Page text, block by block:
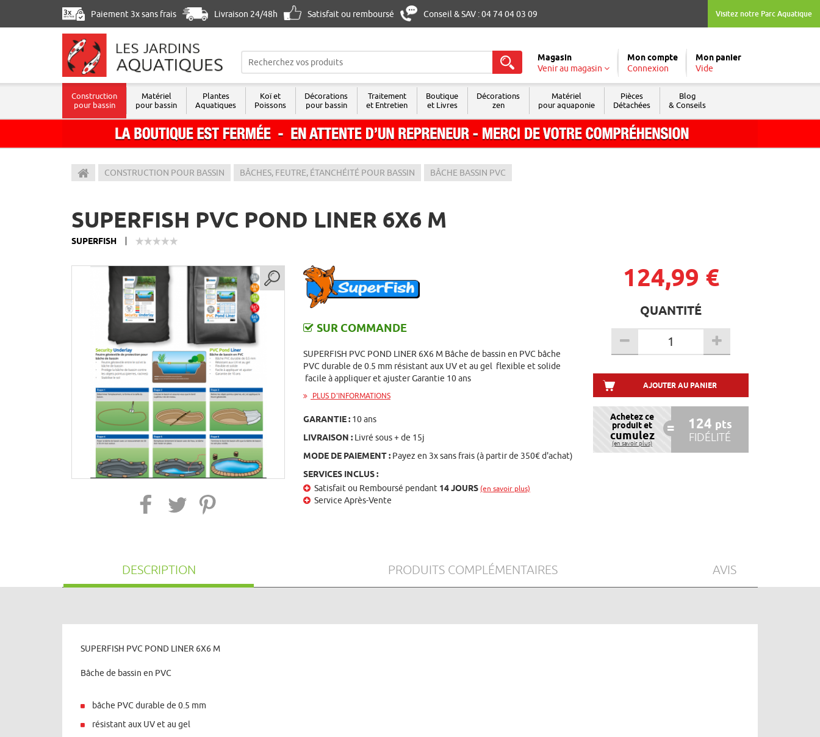
Visitez notre Parc Aquatique
Paiement 3x sans frais Livraison 24/48h Satisfait ou remboursé Conseil & SAV : 04 74 04 03 09
Les Jardins Aquatiques
Magasin
Venir au magasin
Mon compte
Connexion
Mon panier
Vide
Construction
pour bassin
Matériel
pour bassin
Plantes
Aquatiques
Koï et
Poissons
Décorations
pour bassin
Traitement
et Entretien
Boutique
et Livres
Décorations
zen
Matériel
pour aquaponie
Pièces
Détachées
Blog
& Conseils
CONSTRUCTION POUR BASSIN BÂCHES, FEUTRE, ÉTANCHÉITÉ POUR BASSIN BÂCHE BASSIN PVC
SUPERFISH PVC POND LINER 6X6 M
SUPERFISH
SUR COMMANDE
SUPERFISH PVC POND LINER 6X6 M Bâche de bassin en PVC bâche
PVC durable de 0.5 mm résistant aux UV et au gel flexible et solide
facile à appliquer et ajuster Garantie 10 ans
PLUS D'INFORMATIONS
GARANTIE : 10 ans
LIVRAISON : Livré sous + de 15j
MODE DE PAIEMENT : Payez en 3x sans frais (à partir de 350€ d'achat)
SERVICES INCLUS :
Satisfait ou Remboursé pendant 14 JOURS (en savoir plus)
Service Après-Vente
124,99 €
QUANTITÉ
AJOUTER AU PANIER
Achetez ce
produit et
cumulez
(en savoir plus)
124 pts
FIDÉLITÉ
DESCRIPTION PRODUITS COMPLÉMENTAIRES AVIS
SUPERFISH PVC POND LINER 6X6 M
Bâche de bassin en PVC
bâche PVC durable de 0.5 mm
résistant aux UV et au gel